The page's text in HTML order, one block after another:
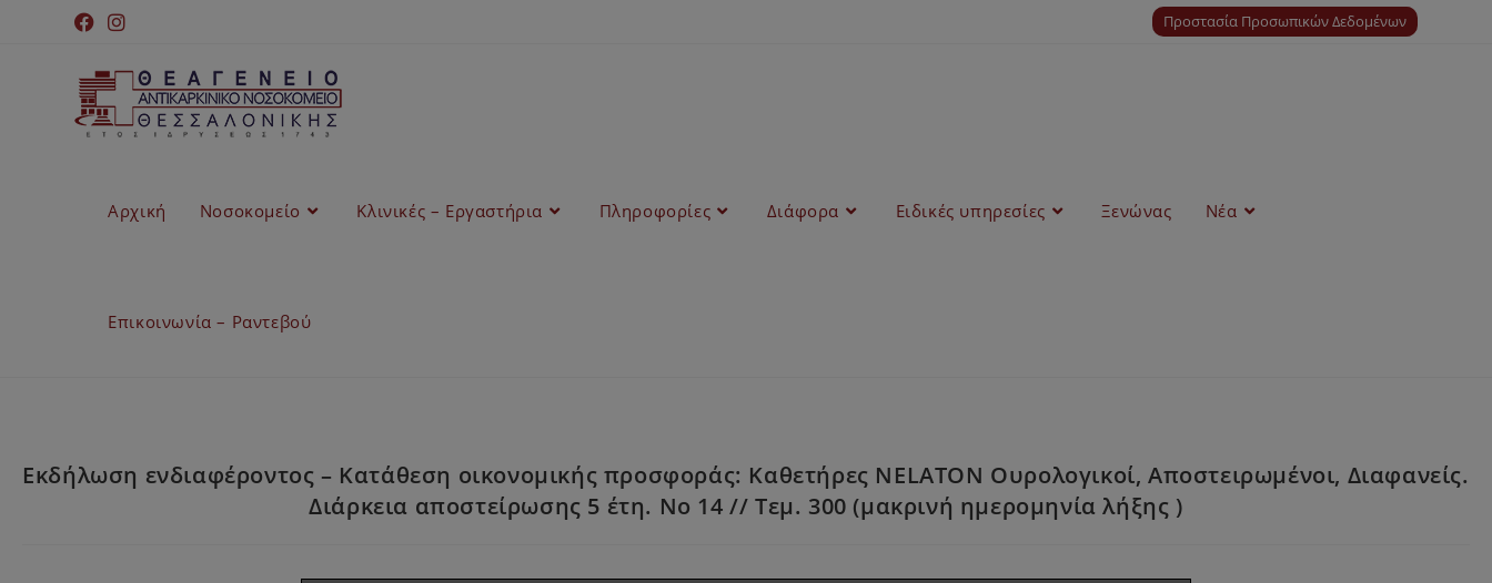
Προστασία Προσωπικών Δεδομένων
Αρχική Νοσοκομείο Κλινικές – Εργαστήρια Πληροφορίες Διάφορα Ειδικές υπηρεσίες Ξενώνας Νέα
Επικοινωνία – Ραντεβού
Εκδήλωση ενδιαφέροντος – Κατάθεση οικονομικής προσφοράς: Καθετήρες NELATON Ουρολογικοί, Αποστειρωμένοι, Διαφανείς.
Διάρκεια αποστείρωσης 5 έτη. No 14 // Τεμ. 300 (μακρινή ημερομηνία λήξης )